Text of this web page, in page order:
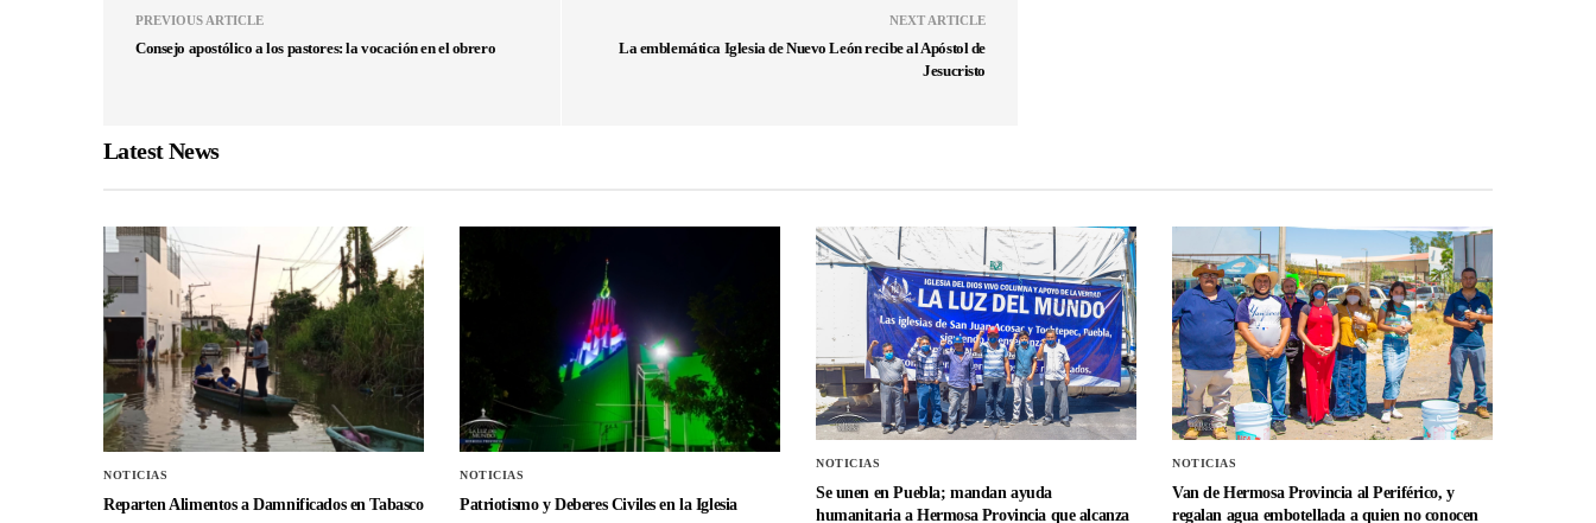
PREVIOUS ARTICLE
Consejo apostólico a los pastores: la vocación en el obrero
NEXT ARTICLE
La emblemática Iglesia de Nuevo León recibe al Apóstol de
Jesucristo
Latest News
NOTICIAS
Reparten Alimentos a Damnificados en Tabasco
NOTICIAS
Patriotismo y Deberes Civiles en la Iglesia
NOTICIAS
Se unen en Puebla; mandan ayuda
humanitaria a Hermosa Provincia que alcanza
NOTICIAS
Van de Hermosa Provincia al Periférico, y
regalan agua embotellada a quien no conocen